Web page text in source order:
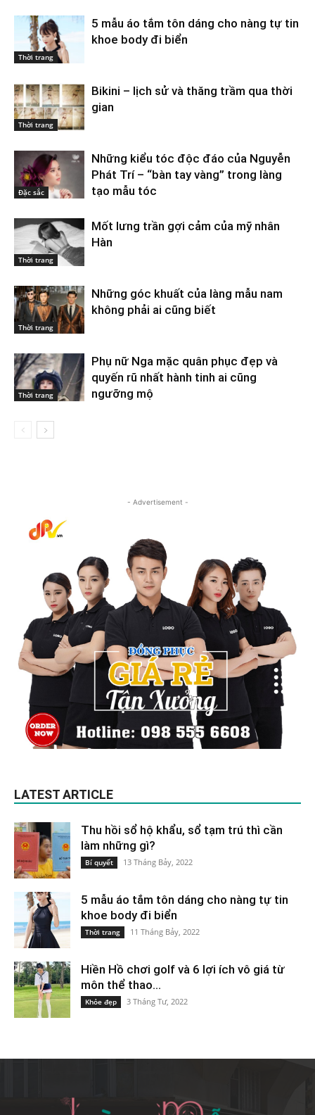
Thời trang
5 mẫu áo tắm tôn dáng cho nàng tự tin
khoe body đi biển
Thời trang
Bikini – lịch sử và thăng trầm qua thời
gian
Đặc sắc
Những kiểu tóc độc đáo của Nguyễn
Phát Trí – “bàn tay vàng” trong làng
tạo mẫu tóc
Thời trang
Mốt lưng trần gợi cảm của mỹ nhân
Hàn
Thời trang
Những góc khuất của làng mẫu nam
không phải ai cũng biết
Thời trang
Phụ nữ Nga mặc quân phục đẹp và
quyến rũ nhất hành tinh ai cũng
ngưỡng mộ
- Advertisement -
LATEST ARTICLE
Thu hồi sổ hộ khẩu, sổ tạm trú thì cần
làm những gì?
Bí quyết 13 Tháng Bảy, 2022
5 mẫu áo tắm tôn dáng cho nàng tự tin
khoe body đi biển
Thời trang 11 Tháng Bảy, 2022
Hiền Hồ chơi golf và 6 lợi ích vô giá từ
môn thể thao...
Khỏe đẹp 3 Tháng Tư, 2022